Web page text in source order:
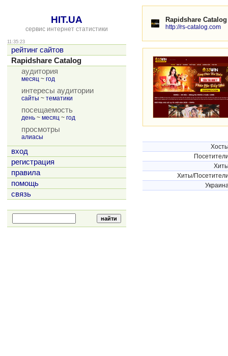
HIT.UA
сервис интернет статистики
11:35:23
рейтинг сайтов
Rapidshare Catalog
аудитория
месяц ~ год
интересы аудитории
сайты ~ тематики
посещаемость
день ~ месяц ~ год
просмотры
алиасы
вход
регистрация
правила
помощь
связь
Rapidshare Catalog
http://rs-catalog.com
Хиты/